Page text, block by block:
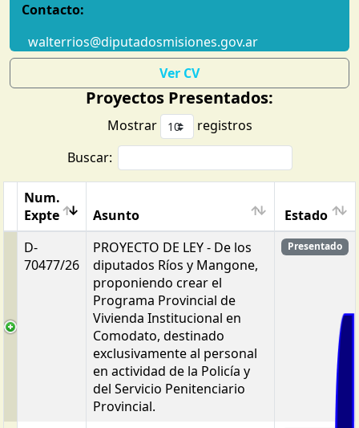
Contacto:
walterrios@diputadosmisiones.gov.ar
Ver CV
Proyectos Presentados:
Mostrar
registros
Buscar:
Num.
Expte
Asunto
Estado
D-
70477/26
PROYECTO DE LEY - De los
diputados Ríos y Mangone,
proponiendo crear el
Programa Provincial de
Vivienda Institucional en
Comodato, destinado
exclusivamente al personal
en actividad de la Policía y
del Servicio Penitenciario
Provincial.
Presentado